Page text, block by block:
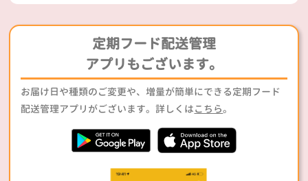
定期フード配送管理
アプリもございます。
お届け日や種類のご変更や、増量が簡単にできる定期フード
配送管理アプリがございます。詳しくはこちら。